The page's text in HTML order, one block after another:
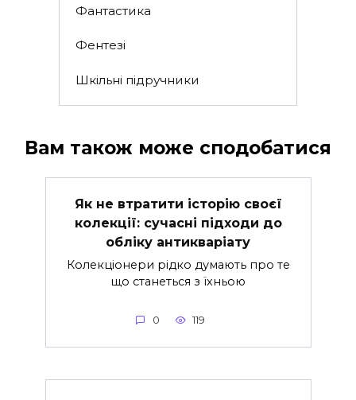
Фантастика
Фентезі
Шкільні підручники
Вам також може сподобатися
Як не втратити історію своєї
колекції: сучасні підходи до
обліку антикваріату
Колекціонери рідко думають про те
що станеться з їхньою
0 119